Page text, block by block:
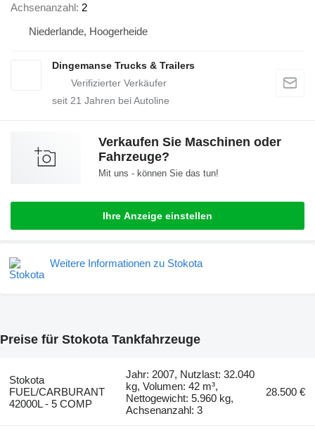
Achsenanzahl 2
Niederlande, Hoogerheide
Dingemanse Trucks & Trailers
seit 21 Jahren bei Autoline
Verkaufen Sie Maschinen oder
Fahrzeuge?
Mit uns - können Sie das tun!
Ihre Anzeige einstellen
Weitere Informationen zu Stokota
Preise für Stokota Tankfahrzeuge
Stokota
FUEL/CARBURANT
42000L - 5 COMP
Jahr: 2007, Nutzlast: 32.040
kg, Volumen: 42 m³,
Nettogewicht: 5.960 kg,
Achsenanzahl: 3
28.500 €